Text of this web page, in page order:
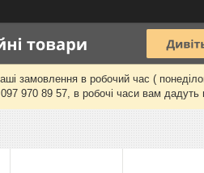
в робочий час (
970 89 57, в робочі часи вам дадуть